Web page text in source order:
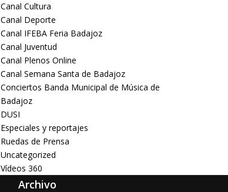
Canal Cultura
Canal Deporte
Canal IFEBA Feria Badajoz
Canal Juventud
Canal Plenos Online
Canal Semana Santa de Badajoz
Conciertos Banda Municipal de Música de
Badajoz
DUSI
Especiales y reportajes
Ruedas de Prensa
Uncategorized
Vídeos 360
Archivo